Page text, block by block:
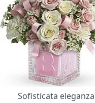
Sofisticata eleganza